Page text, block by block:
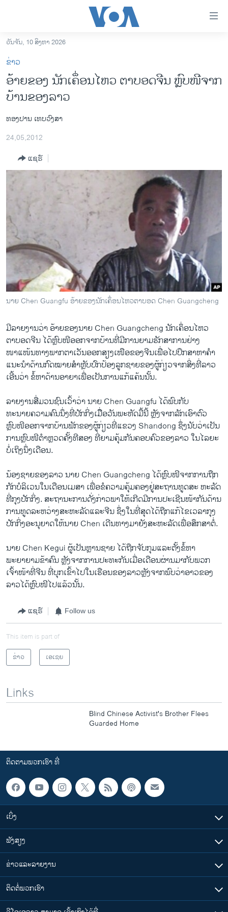
ເຂົ້າ
ຫາ
ຂ້າມ
ຂ້າມ
ຂ້າມ
ຫາ
ຊອກ
ຄົ້ນ
ລາວ
ອາເມຣິກາ
ຂ່າວ​ຈີນ
ໂລກ
ເອເຊຍ
ອິດສະຫຼະພາບດ້ານການຂ່າວ
ຊີວິດຊາວລາວ
ຊຸມຊົນຊາວລາວ
ວິທະຍາສາດ-ເທັກໂນໂລຈີ
ທຸລະກິດ
ພາສາອັງກິດ
ວີດີໂອ
ລາຍການກະຈາຍສຽງ
ລາຍງານ
ຕິດຕາມພວກເຮົາ ທີ່
ວັນຈັນ, 10 ສິງຫາ 2026
ຂ່າວ
ອ້າຍຂອງ ນັກເຄຶ່ອນໄຫວ ຕາບອດຈີນ ຫຼົບໜີຈາກ
ບ້ານຂອງລາວ
ທອງປານ ເທບວົງສາ
24,05,2012
ແຊຣ໌
ນາຍ Chen Guangfu ອ້າຍຂອງນັກເຄຶ່ອນໄຫວຕາບອດ Chen Guangcheng
ມີ​ລາຍງານ​ວ່າ ອ້າຍ​ຂອງ​ນາຍ Chen Guangcheng ນັກ​ເຄຶ່ອນ​ໄຫວ​
ຕາບອດ​ຈີນ ​ໄດ້​ຫຼົບໜີ​ອອກ​ຈາກບ້ານ​ທີ່​ມີ​ການຍາມ​ຮັກສາ​ການຢ່າງ
ໜາແໜ້ນທາງພາກຕາ​ເວັນ​ອອກສຽງ​ເໜືອ​ຂອງ​ຈີນເພື່ອໄປ​ປຶກສາ​ຫາ​ຄໍາ​
ແນະ​ນໍາ​ດ້ານ​ກົດໝາຍ​ສຳ​ຫຼັບປົກ​ປ້ອງລູກ​ຊາຍ​ຂອງ​ຜູ້ກ່ຽວຈາກ​ສິ່ງ​ທີ່​ລາວ
ເອີ້ນ​ວ່າ ຂໍ້​ຫາ​ດ້ານ​ອາຍາ​ເພື່ອ​ເປັນການ​ແກ້​ແຄ້ນ​ນັ້ນ.
ລາຍ​ງານ​ສື່​ມວນ​ຊົນ​ເວົ້າວ່າ ນາຍ Chen Guangfu ​ໄດ້​ພົບ​ກັບ
ທະນາຍຄວາມ​ຄົນ​ນຶ່ງ​ທີ່​ປັກ​ກິ່ງ​ເມື່ືອວັນ​ພະຫັດ​ມື້​ນີ້ ຫຼັງຈາກ​ລັກ​ເອົາ​ຕົວ
ຫຼົບໜີ​ອອກ​ຈາກ​ບ້ານ​ພັກ​ຂອງ​ຜູ້ກ່ຽວ​ທີ່​ແຂວງ Shandong ຊຶ່ງ​ນັບ​ວ່າ​ເປັນ
ການຫຼົບໜີຕໍາຫຼວດຄັ້ງທີ​ສອງ ທີ່ຍາມ​ຄຸ້ມ​ກັນ​ຄອບຄົວ​ຂອງ​ລາວ​ ​ໃນ​ໄລຍະ​
ບໍ່ເຖິງ​ນຶ່ງ​ເດືອນ.
ນ້ອງ​ຊາຍຂອງ​ລາວ ນາຍ Chen Guangcheng ​ໄດ້ຫຼົບໜີ​ຈາກ​ການ​ຖືກ​
ກັກ​ບໍລິ​ເວນ​ໃນ​ເດືອນ​ເມສາ ​ເພື່ອ​ຂໍ​ຄວາມ​ຄຸ້ມ​ຄອງຢູ່​ສະຖານທູດສະ ຫະລັດ​
ທີ່​ກຸງປັກ​ກິ່ງ. ສະຖານະ​ການ​ດັ່ງກ່າວ​ພາໃຫ້ເກີດ​ມີ​ການ​ປະ​ເຊີນ​ໜ້າ​ກັນ​ດ້ານ
ການ​ທູດ​ລະຫວ່າງ​ສະຫະລັດແລະ​ຈີນ ຊຶ່ງໃນ​ທີ່​ສຸດ​ໄດ້​ຖືກ​ແກ້​ໄຂ​ເວລາກຸງ
ປັກ​ກິ່ງ​ອະນຸຍາດ​ໃຫ້​ນາຍ Chen ​ເດີນທາງ​ມາ​ຍັງສະຫະລັດ​ເພື່ອ​ສຶກສາຕໍ່.
ນາຍ Chen Kegui ຜູ້​ເປັນຫຼານຊາຍ ​ໄດ້​ຖືກ​ຈັບ​ກຸມ​ແລະ​ຕັ້ງ​ຂໍ້​ຫາ​
ພະຍາຍາມຂ້າຄົນ ຫຼັງຈາກ​ການ​ປະ​ທະ​ກັນ​ເມື່ອ​ເດືອນ​ຜ່ານ​ມາ​ກັບ​ພວກ​
ເຈົ້າໜ້າ​ທີ່​ຈີນ ທີ່​ບຸກ​ເຂົ້າ​ໄປໃນ​ເຮືອນຂອງ​ລາວ​ຫຼັງຈາກ​ພົບ​ວ່າ​ອາວຂອງ​
ລາວ​ໄດ້ຫຼົບໜີ​ໄປ​ແລ້ວນັ້ນ.
ແຊຣ໌ Follow us
This item is part of
ຂ່າວ
ເອເຊຍ
Links
Blind Chinese Activist's Brother Flees
Guarded Home
ຕິດຕາມພວກເຮົາ ທີ່
ເບິ່ງ
ຟັງສຽງ
ຂ່າວແລະລາຍງານ
ຕິດຕໍ່ພວກເຮົາ